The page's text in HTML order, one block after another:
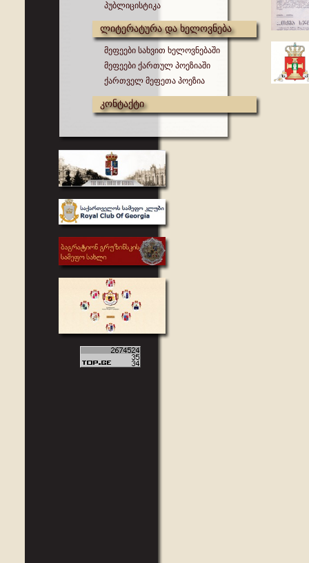
პუბლიცისტიკა
ლიტერატურა და ხელოვნება
მეფეები სახვით ხელოვნებაში
მეფეები ქართულ პოეზიაში
ქართველ მეფეთა პოეზია
კონტაქტი